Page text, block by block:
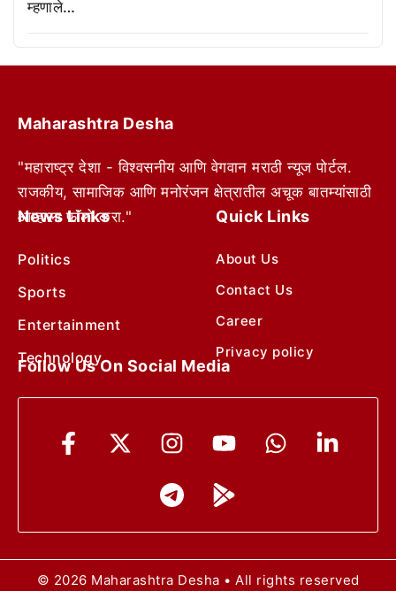
म्हणाले…
Maharashtra Desha
"महाराष्ट्र देशा - विश्वसनीय आणि वेगवान मराठी न्यूज पोर्टल.
राजकीय, सामाजिक आणि मनोरंजन क्षेत्रातील अचूक बातम्यांसाठी
आम्हाला फॉलो करा."
News Links
Politics
Sports
Entertainment
Technology
Quick Links
About Us
Contact Us
Career
Privacy policy
Follow Us On Social Media
© 2026 Maharashtra Desha • All rights reserved